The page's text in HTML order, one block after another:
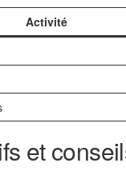
Activité
et